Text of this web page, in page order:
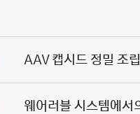
AAV 캡시드 정밀 조